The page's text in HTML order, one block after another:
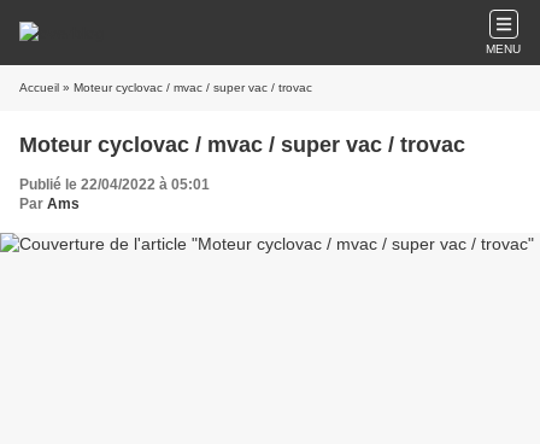
MENU
Accueil » Moteur cyclovac / mvac / super vac / trovac
Moteur cyclovac / mvac / super vac / trovac
Publié le 22/04/2022 à 05:01
Par Ams